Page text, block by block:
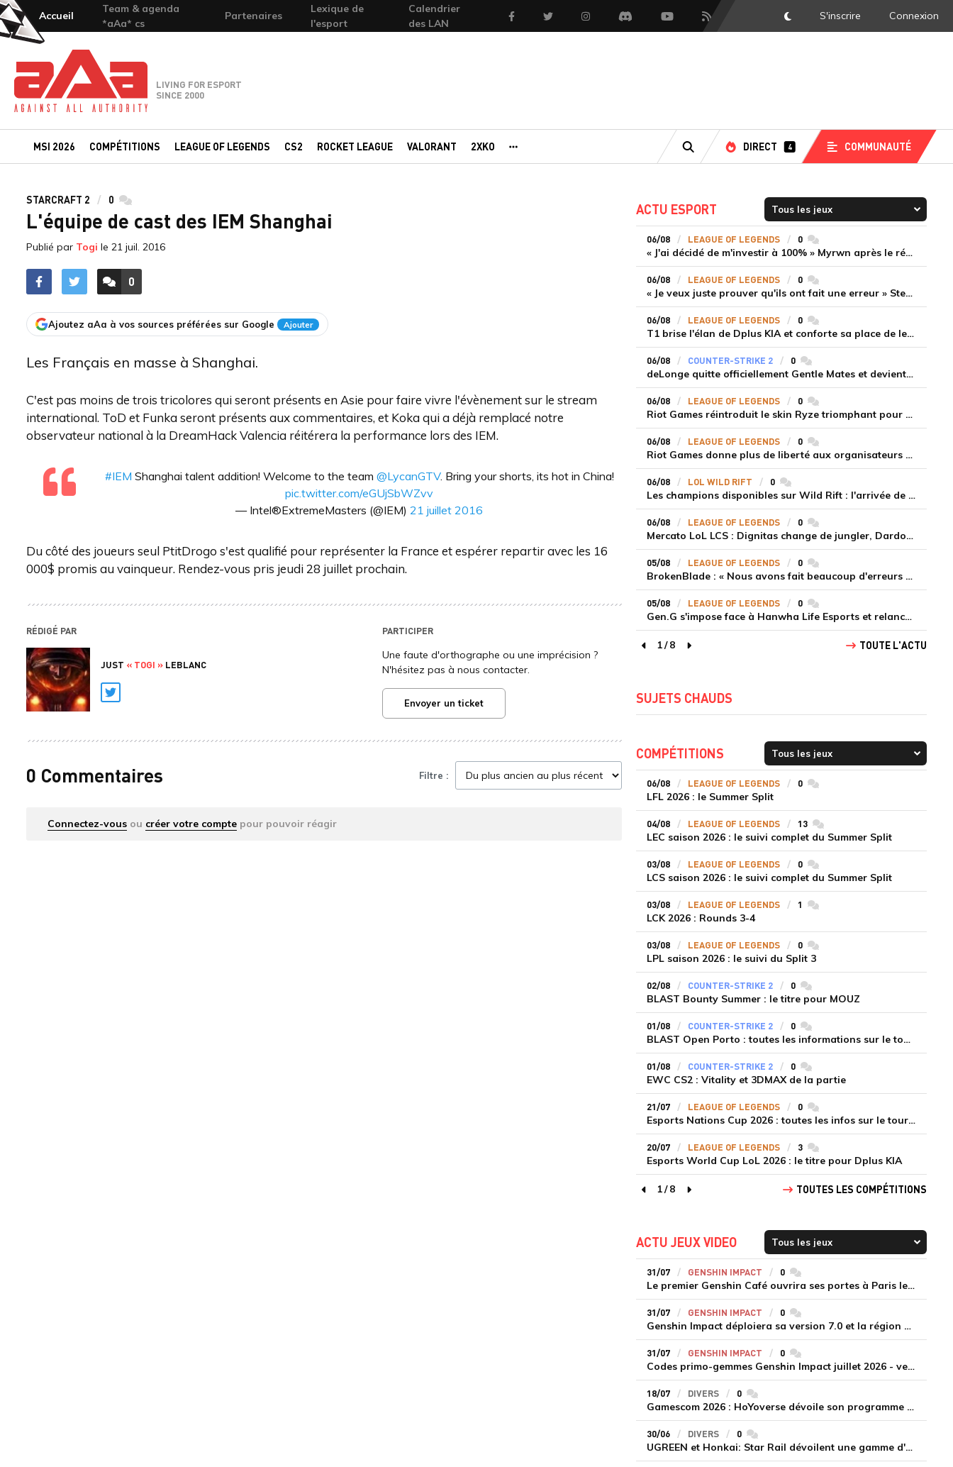
Accueil
Team & agenda
*aAa* cs
Partenaires
Lexique de
l'esport
Calendrier
des LAN
FacebookTwitter InstagramDiscord YoutubeFlux RSS DarkMode
S'inscrire Connexion
Team-aAa - against All authority
LIVING FOR ESPORT
SINCE 2000
MSI 2026 COMPÉTITIONS LEAGUE OF LEGENDS CS2 ROCKET LEAGUE VALORANT 2XKO
RECHERCHE
DIRECT 4 COMMUNAUTÉ
STARCRAFT 2 0 commentaires
L'équipe de cast des IEM Shanghai
Publié par Togi le 21 juil. 2016
ACCÉDER AUX
0
COMMENTAIRES
Ajoutez aAa à vos sources préférées sur Google Ajouter
Les Français en masse à Shanghai.
C'est pas moins de trois tricolores qui seront présents en Asie pour faire vivre l'évènement sur le stream
international. ToD et Funka seront présents aux commentaires, et Koka qui a déjà remplacé notre
observateur national à la DreamHack Valencia réitérera la performance lors des IEM.
#IEM Shanghai talent addition! Welcome to the team @LycanGTV. Bring your shorts, its hot in China!
pic.twitter.com/eGUjSbWZvv
— Intel®ExtremeMasters (@IEM)21 juillet 2016
Du côté des joueurs seul PtitDrogo s'est qualifié pour représenter la France et espérer repartir avec les 16
000$ promis au vainqueur. Rendez-vous pris jeudi 28 juillet prochain.
RÉDIGÉ PAR
JUST « TOGI » LEBLANC
Twitter
PARTICIPER
Une faute d'orthographe ou une imprécision ?
N'hésitez pas à nous contacter.
Envoyer un ticket
0 Commentaires Filtre :
Connectez-vous ou créer votre compte pour pouvoir réagir
ACTU ESPORT
06/08 LEAGUE OF LEGENDS 0commentaires
« J'ai décidé de m'investir à 100% » Myrwn après le réveil de Movistar KOI face à Fnatic
06/08 LEAGUE OF LEGENDS 0commentaires
« Je veux juste prouver qu'ils ont fait une erreur » Stend se confie sur son mercato chaotique et ses ambitions avec Shifters
06/08 LEAGUE OF LEGENDS 0commentaires
T1 brise l'élan de Dplus KIA et conforte sa place de leader en LCK 2026 Rounds 3-4
06/08 COUNTER-STRIKE 2 0commentaires
deLonge quitte officiellement Gentle Mates et devient agent libre
06/08 LEAGUE OF LEGENDS 0commentaires
Riot Games réintroduit le skin Ryze triomphant pour récompenser la scène amateur
06/08 LEAGUE OF LEGENDS 0commentaires
Riot Games donne plus de liberté aux organisateurs de tournois locaux sur League of Legends
06/08 LOL WILD RIFT 0commentaires
Les champions disponibles sur Wild Rift : l'arrivée de Cho'Gath
06/08 LEAGUE OF LEGENDS 0commentaires
Mercato LoL LCS : Dignitas change de jungler, Dardoch fait son retour en LCS, eXyu annonce sa retraite
05/08 LEAGUE OF LEGENDS 0commentaires
BrokenBlade : « Nous avons fait beaucoup d'erreurs bêtes, mais une victoire reste une victoire et c'est une chose dont on peut se réjouir »
05/08 LEAGUE OF LEGENDS 0commentaires
Gen.G s'impose face à Hanwha Life Esports et relance sa dynamique en LCK
page précédente
1/8
page suivante
TOUTE L'ACTU
SUJETS CHAUDS
COMPÉTITIONS
06/08 LEAGUE OF LEGENDS 0commentaires
LFL 2026 : le Summer Split
04/08 LEAGUE OF LEGENDS 13commentaires
LEC saison 2026 : le suivi complet du Summer Split
03/08 LEAGUE OF LEGENDS 0commentaires
LCS saison 2026 : le suivi complet du Summer Split
03/08 LEAGUE OF LEGENDS 1 commentaires
LCK 2026 : Rounds 3-4
03/08 LEAGUE OF LEGENDS 0commentaires
LPL saison 2026 : le suivi du Split 3
02/08 COUNTER-STRIKE 2 0commentaires
BLAST Bounty Summer : le titre pour MOUZ
01/08 COUNTER-STRIKE 2 0commentaires
BLAST Open Porto : toutes les informations sur le tournoi
01/08 COUNTER-STRIKE 2 0commentaires
EWC CS2 : Vitality et 3DMAX de la partie
21/07 LEAGUE OF LEGENDS 0commentaires
Esports Nations Cup 2026 : toutes les infos sur le tournoi
20/07 LEAGUE OF LEGENDS 3commentaires
Esports World Cup LoL 2026 : le titre pour Dplus KIA
page précédente
1/8
page suivante
TOUTES LES COMPÉTITIONS
ACTU JEUX VIDEO
31/07 GENSHIN IMPACT 0commentaires
Le premier Genshin Café ouvrira ses portes à Paris le 14 août
31/07 GENSHIN IMPACT 0commentaires
Genshin Impact déploiera sa version 7.0 et la région de Snezhnaya le 12 août
31/07 GENSHIN IMPACT 0commentaires
Codes primo-gemmes Genshin Impact juillet 2026 - version 7.0
18/07 DIVERS 0commentaires
Gamescom 2026 : HoYoverse dévoile son programme et présente deux nouveaux jeux inédits
30/06 DIVERS 0commentaires
UGREEN et Honkai: Star Rail dévoilent une gamme d'accessoires de recharge en édition limitée